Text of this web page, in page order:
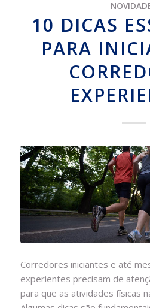
10 DICAS
PARA
Corredores iniciantes e até
experientes precisam de
para que as atividades físicas